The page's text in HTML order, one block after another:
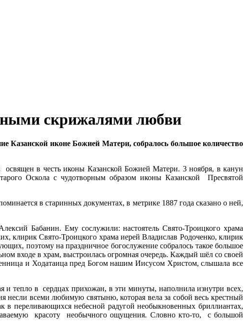
скрижалями любви
Казанской иконе Божией Матери, собралось большое количество
освящен в честь иконы Казанской Божией Матери. 3 ноября, в канун
Оскола с чудотворным образом иконы Казанской Пресвятой
в старинных документах, в метрике 1887 года сказано о ней,
Бабанин. Ему сослужили: настоятель Свято-Троицкого храма
клирик Свято-Троицкого храма иерей Владислав Родоченко, клирик
поэтому на праздничное богослужение собралось такое большое
входе в храм, выстроилась огромная очередь. Каждый шёл со своей
и Ходатаица пред Богом нашим Иисусом Христом, слышала все
тепло в сердцах прихожан, в эти минуты, наполнила изнутри всех,
всеми любимую святыню, которая вела за собой весь крестный
в переливающихся небесной радугой необыкновенных бриллиантах,
красоту необычного ощущения. Словно кто-то, с большой